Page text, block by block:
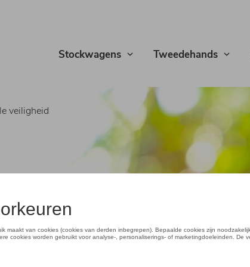
Stockwagens Tweedehands
veiligheid